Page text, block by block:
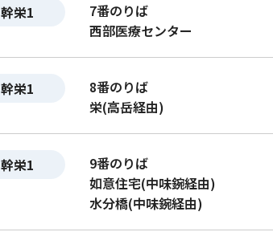
幹栄1
7番のりば
西部医療センター
幹栄1
8番のりば
栄(高岳経由)
幹栄1
9番のりば
如意住宅(中味鋺経由)
水分橋(中味鋺経由)